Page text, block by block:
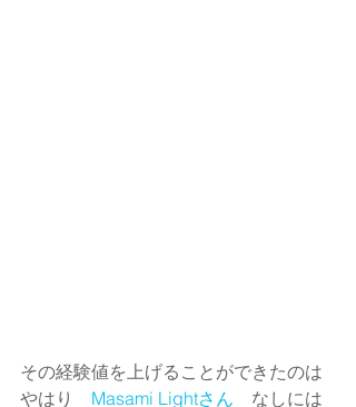
その経験値を上げることができたのは
やはり Masami Lightさん なしには